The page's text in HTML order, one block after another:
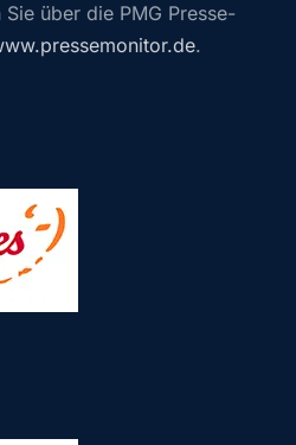
über die PMG Presse-
.